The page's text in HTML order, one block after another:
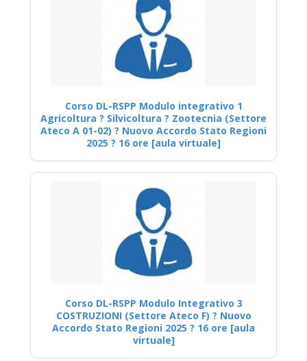
Corso DL-RSPP Modulo integrativo 1
Agricoltura ? Silvicoltura ? Zootecnia (Settore
Ateco A 01-02) ? Nuovo Accordo Stato Regioni
2025 ? 16 ore [aula virtuale]
Corso DL-RSPP Modulo Integrativo 3
COSTRUZIONI (Settore Ateco F) ? Nuovo
Accordo Stato Regioni 2025 ? 16 ore [aula
virtuale]